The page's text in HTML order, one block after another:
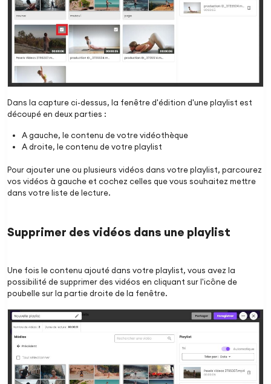
Dans la capture ci-dessus, la fenêtre d'édition d'une playlist est
découpé en deux parties :
A gauche, le contenu de votre vidéothèque
A droite, le contenu de votre playlist
Pour ajouter une ou plusieurs vidéos dans votre playlist, parcourez
vos vidéos à gauche et cochez celles que vous souhaitez mettre
dans votre liste de lecture.
Supprimer des vidéos dans une playlist
Une fois le contenu ajouté dans votre playlist, vous avez la
possibilité de supprimer des vidéos en cliquant sur l'icône de
poubelle sur la partie droite de la fenêtre.